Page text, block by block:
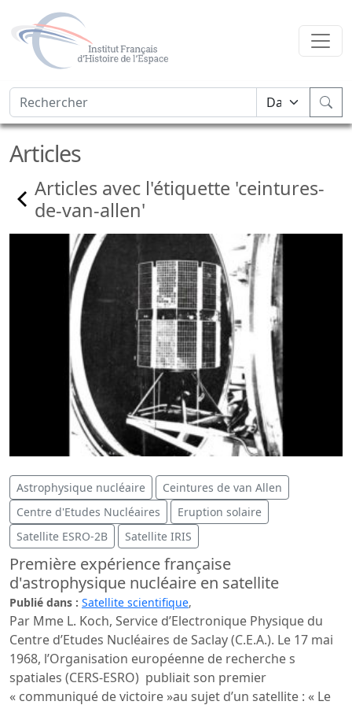
Articles
Articles avec l'étiquette 'ceintures-
de-van-allen'
Astrophysique nucléaire
Ceintures de van Allen
Centre d'Etudes Nucléaires
Eruption solaire
Satellite ESRO-2B
Satellite IRIS
Première expérience française
d'astrophysique nucléaire en satellite
Publié dans : Satellite scientifique,
Par Mme L. Koch, Service d’Electronique Physique du
Centre d’Etudes Nucléaires de Saclay (C.E.A.). Le 17 mai
1968, l’Organisation européenne de recherche s
spatiales (CERS-ESRO) publiait son premier
« communiqué de victoire »au sujet d’un satellite : « Le